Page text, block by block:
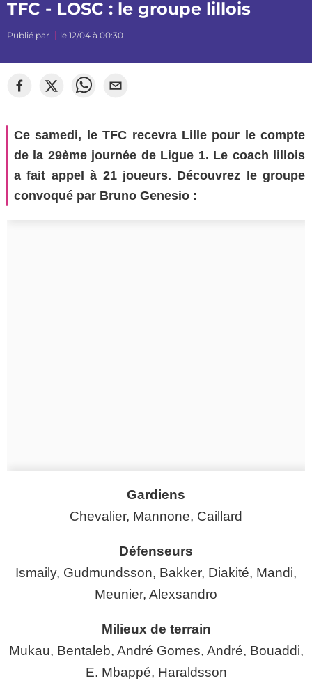
TFC - LOSC : le groupe lillois
Publié par le 12/04 à 00:30
Ce samedi, le TFC recevra Lille pour le compte
de la 29ème journée de Ligue 1. Le coach lillois
a fait appel à 21 joueurs. Découvrez le groupe
convoqué par Bruno Genesio :
Gardiens
Chevalier, Mannone, Caillard
Défenseurs
Ismaily, Gudmundsson, Bakker, Diakité, Mandi,
Meunier, Alexsandro
Milieux de terrain
Mukau, Bentaleb, André Gomes, André, Bouaddi,
E. Mbappé, Haraldsson